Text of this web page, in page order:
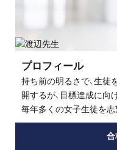
プロフィール
持ち前の明るさで、生徒
開するが、目標達成に向
毎年多くの女子生徒を志
合